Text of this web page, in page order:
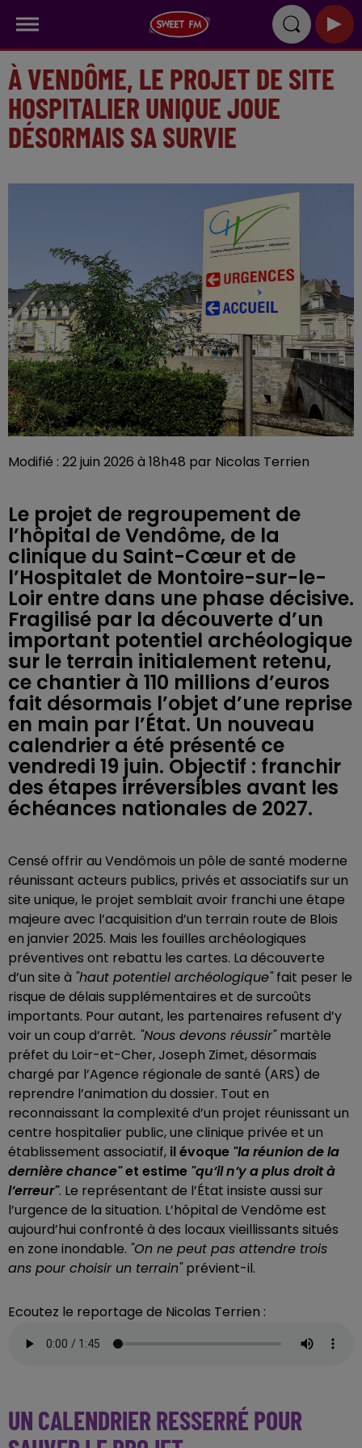
À VENDÔME, LE PROJET DE SITE
HOSPITALIER UNIQUE JOUE
DÉSORMAIS SA SURVIE
Modifié : 22 juin 2026 à 18h48 par Nicolas Terrien
Le projet de regroupement de
l’hôpital de Vendôme, de la
clinique du Saint-Cœur et de
l’Hospitalet de Montoire-sur-le-
Loir entre dans une phase décisive.
Fragilisé par la découverte d’un
important potentiel archéologique
sur le terrain initialement retenu,
ce chantier à 110 millions d’euros
fait désormais l’objet d’une reprise
en main par l’État. Un nouveau
calendrier a été présenté ce
vendredi 19 juin. Objectif : franchir
des étapes irréversibles avant les
échéances nationales de 2027.
Censé offrir au Vendômois un pôle de santé moderne
réunissant acteurs publics, privés et associatifs sur un
site unique, le projet semblait avoir franchi une étape
majeure avec l’acquisition d’un terrain route de Blois
en janvier 2025. Mais les fouilles archéologiques
préventives ont rebattu les cartes. La découverte
d’un site à "haut potentiel archéologique"fait peser le
risque de délais supplémentaires et de surcoûts
importants. Pour autant, les partenaires refusent d’y
voir un coup d’arrêt. "Nous devons réussir"martèle
préfet du Loir-et-Cher, Joseph Zimet, désormais
chargé par l’Agence régionale de santé (ARS) de
reprendre l’animation du dossier. Tout en
reconnaissant la complexité d’un projet réunissant un
centre hospitalier public, une clinique privée et un
établissement associatif, il évoque "la réunion de la
dernière chance"et estime "qu’il n’y a plus droit à
l’erreur". Le représentant de l’État insiste aussi sur
l’urgence de la situation. L’hôpital de Vendôme est
aujourd’hui confronté à des locaux vieillissants situés
en zone inondable. "On ne peut pas attendre trois
ans pour choisir un terrain"prévient-il.
Ecoutez le reportage de Nicolas Terrien :
UN CALENDRIER RESSERRÉ POUR